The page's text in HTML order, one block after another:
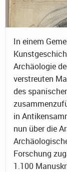
In einem
Archäologie
verstreuten
des
in
nun über die
Forschung
1.100